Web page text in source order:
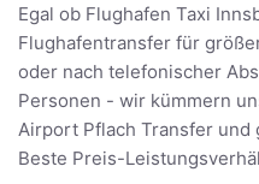
Egal ob Flughafen Taxi
Flughafentransfer für
oder nach telefonischer
Personen - wir kümmern
Airport Pflach Transfer und
Beste Preis-